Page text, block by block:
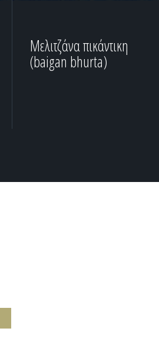
Μελιτζάνα πικάντικη
(baigan bhurta)